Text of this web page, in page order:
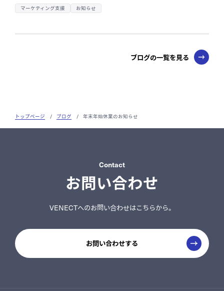
マーケティング支援 お知らせ
ブログの一覧を見る
トップページ / ブログ / 年末年始休業のお知らせ
Contact
お問い合わせ
VENECTへのお問い合わせはこちらから。
お問い合わせする